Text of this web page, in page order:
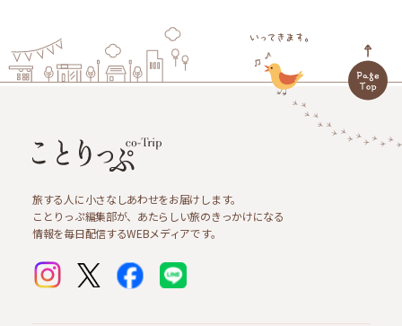
旅する人に小さなしあわせをお届けします。
ことりっぷ編集部が、あたらしい旅のきっかけになる
情報を毎日配信するWEBメディアです。